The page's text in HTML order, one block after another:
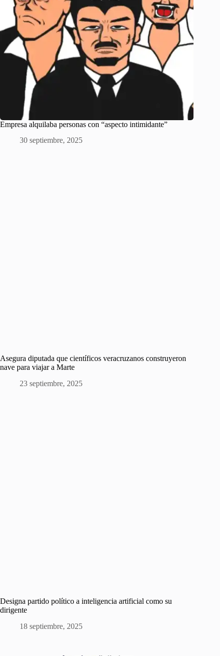
Empresa alquilaba personas con “aspecto intimidante”
30 septiembre, 2025
Asegura diputada que científicos veracruzanos construyeron
nave para viajar a Marte
23 septiembre, 2025
Designa partido político a inteligencia artificial como su
dirigente
18 septiembre, 2025